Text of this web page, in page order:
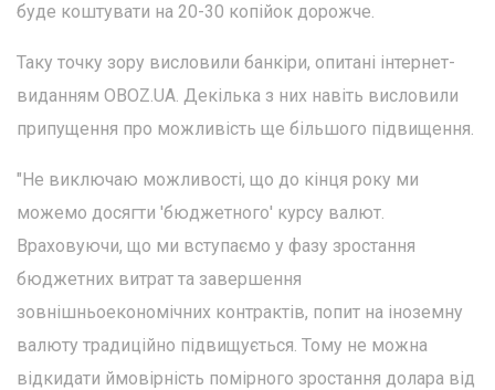
буде коштувати на 20-30 копійок дорожче.
Таку точку зору висловили банкіри, опитані інтернет-
виданням OBOZ.UA. Декілька з них навіть висловили
припущення про можливість ще більшого підвищення.
"Не виключаю можливості, що до кінця року ми
можемо досягти 'бюджетного' курсу валют.
Враховуючи, що ми вступаємо у фазу зростання
бюджетних витрат та завершення
зовнішньоекономічних контрактів, попит на іноземну
валюту традиційно підвищується. Тому не можна
відкидати ймовірність помірного зростання долара від